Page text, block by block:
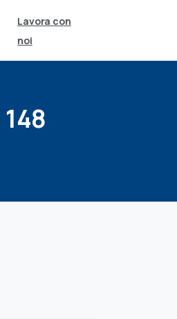
Lavora con
noi
148